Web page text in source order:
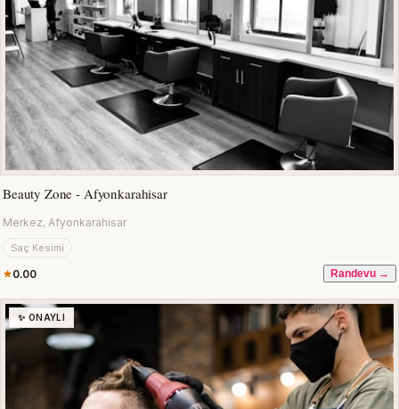
Beauty Zone - Afyonkarahisar
Merkez, Afyonkarahisar
Saç Kesimi
0.00 Randevu →
✨ ONAYLI